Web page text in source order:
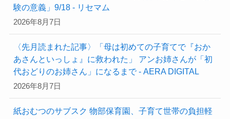
験の意義」9/18 - リセマム
2026年8月7日
〈先月読まれた記事〉「母は初めての子育てで『おか
あさんといっしょ』に救われた」 アンお姉さんが「初
代おどりのお姉さん」になるまで - AERA DIGITAL
2026年8月7日
紙おむつのサブスク 物部保育園、子育て世帯の負担軽